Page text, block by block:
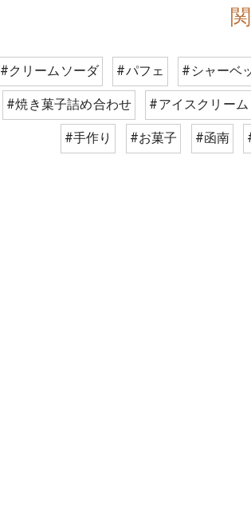
#クリームソーダ #パフェ #シャーベ
#焼き菓子詰め合わせ
#アイスクリーム
#手作り
#お菓子 #函南